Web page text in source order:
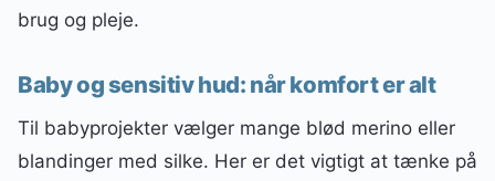
brug og pleje.
Baby og sensitiv hud: når komfort er alt
Til babyprojekter vælger mange blød merino eller
blandinger med silke. Her er det vigtigt at tænke på